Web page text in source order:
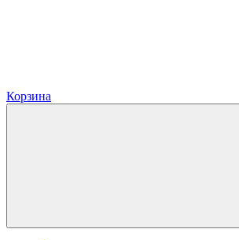
Корзина